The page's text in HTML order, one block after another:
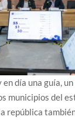
en día una guía,
municipios del
república